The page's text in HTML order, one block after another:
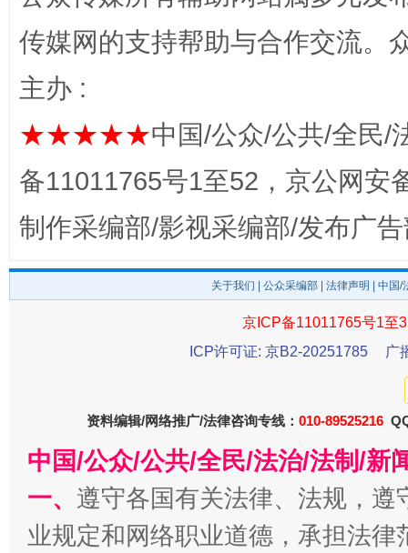
传媒网的支持帮助与合作交流。
主办 :
★★★★★中国/公众/公共/全民/
备11011765号1至52，京公网安
制作采编部/影视采编部/发布广
关于我们 公众采编部 法律声明 | 中国
京ICP备11011765号1至
ICP许可证: 京B2-20251785
广
资料编辑/网络推广/法律咨询专线： 010-89525216
中国/公众/公共/全民/法治/法制/新
一、 遵守各国有关法律、法规，
业规定和网络职业道德，承担法